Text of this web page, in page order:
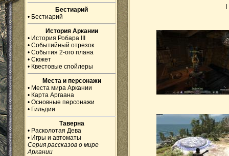
Бестиарий
• Бестиарий
История Аркании
• История Робара III
• Событийный отрезок
• События 2-ого плана
• Сюжет
• Квестовые спойлеры
Места и персонажи
• Места мира Аркании
• Карта Аргаана
• Основные персонажи
• Гильдии
Таверна
• Расколотая Дева
• Игры и автоматы
Серия рассказов о мире
Аркании
|